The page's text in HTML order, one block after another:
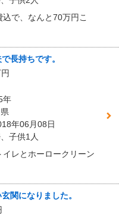
で、なんと70万円こ
長持ちです。
年
年06月08日
子供1人
レとホーロークリーン
関になりました。